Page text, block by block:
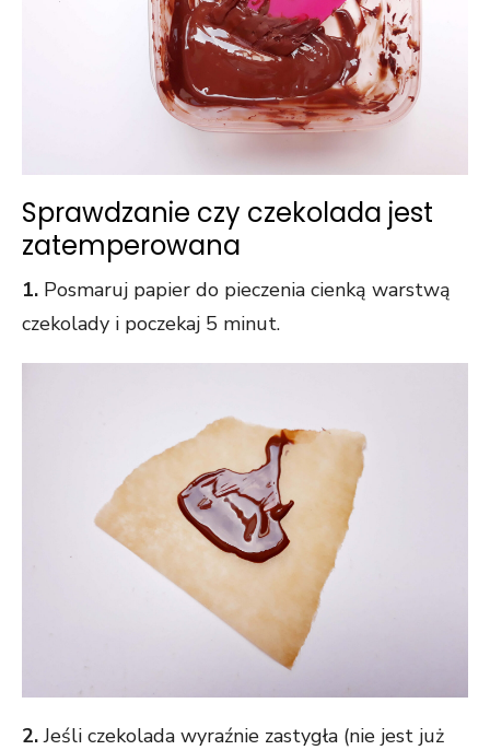
Sprawdzanie czy czekolada jest
zatemperowana
1. Posmaruj papier do pieczenia cienką warstwą
czekolady i poczekaj 5 minut.
2.Jeśli czekolada wyraźnie zastygła (nie jest już